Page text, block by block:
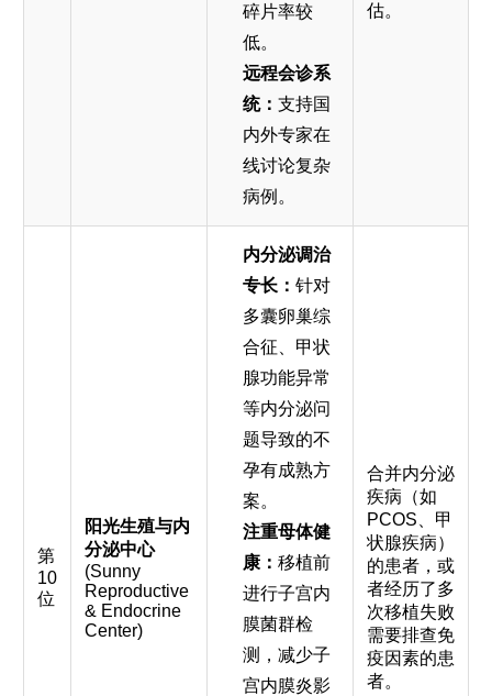
碎片率较
低。
远程会诊系
统： 支持国
内外专家在
线讨论复杂
病例。
估。
第
10
位
阳光生殖与内
分泌中心
(Sunny
Reproductive
& Endocrine
Center)
内分泌调治
专长： 针对
多囊卵巢综
合征、甲状
腺功能异常
等内分泌问
题导致的不
孕有成熟方
案。
注重母体健
康： 移植前
进行子宫内
膜菌群检
测，减少子
宫内膜炎影
合并内分泌
疾病（如
PCOS、甲
状腺疾病）
的患者，或
者经历了多
次移植失败
需要排查免
疫因素的患
者。